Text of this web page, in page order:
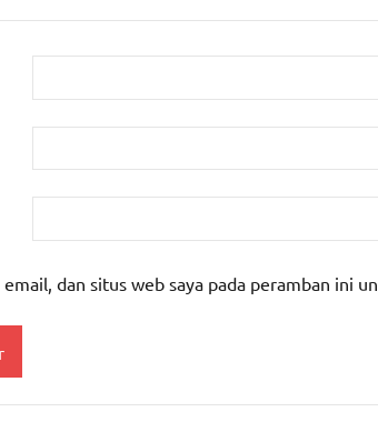
email, dan situs web saya pada peramban ini